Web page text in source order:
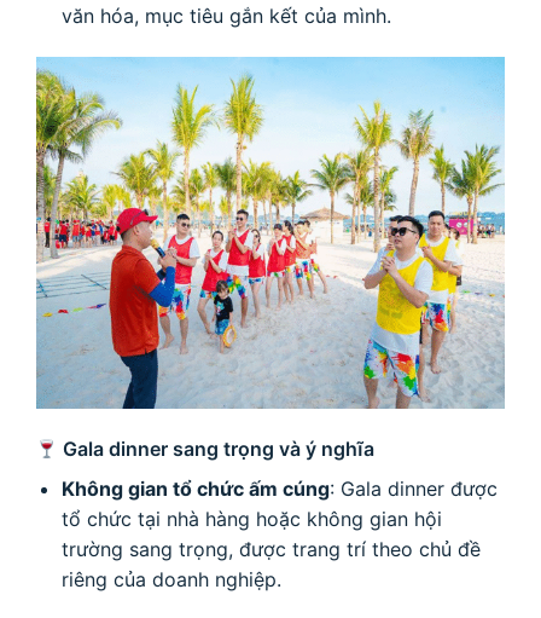
văn hóa, mục tiêu gắn kết của mình.
Gala dinner sang trọng và ý nghĩa
Không gian tổ chức ấm cúng: Gala dinner được
tổ chức tại nhà hàng hoặc không gian hội
trường sang trọng, được trang trí theo chủ đề
riêng của doanh nghiệp.